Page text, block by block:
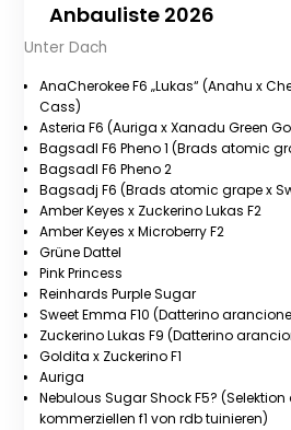
Anbauliste 2026
Unter Dach
AnaCherokee F6 „Lukas“ (Anahu x
Cass)
Asteria F6 (Auriga x Xanadu Green
Bagsadl F6 Pheno 1 (Brads atomic
Bagsadl F6 Pheno 2
Bagsadj F6 (Brads atomic grape x
Amber Keyes x Zuckerino Lukas F2
Amber Keyes x Microberry F2
Grüne Dattel
Pink Princess
Reinhards Purple Sugar
Sweet Emma F10 (Datterino
Zuckerino Lukas F9 (Datterino
Goldita x Zuckerino F1
Auriga
Nebulous Sugar Shock F5? (Selektion
kommerziellen f1 von rdb tuinieren)